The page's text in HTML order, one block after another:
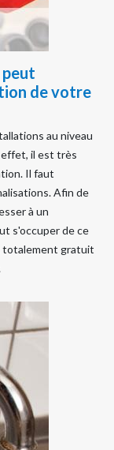
de votre
au niveau
il est très
Il faut
Afin de
à un
s'occuper de ce
totalement gratuit